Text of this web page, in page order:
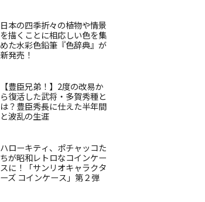
日本の四季折々の植物や情景
を描くことに相応しい色を集
めた水彩色鉛筆『色辞典』が
新発売！
【豊臣兄弟！】2度の改易か
ら復活した武将・多賀秀種と
は？豊臣秀長に仕えた半年間
と波乱の生涯
ハローキティ、ポチャッコた
ちが昭和レトロなコインケー
スに！「サンリオキャラクタ
ーズ コインケース」第２弾